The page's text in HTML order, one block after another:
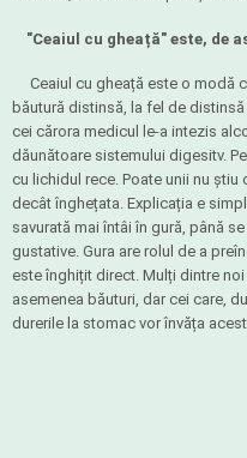
"Ceaiul cu gheață" este, de
Ceaiul cu gheață este o modă
băutură distinsă, la fel de
cei cărora medicul le-a intezis
dăunătoare sistemului digesitv.
cu lichidul rece. Poate unii nu știu
decât înghețata. Explicația e
savurată mai întâi în gură, până
gustative. Gura are rolul de a
este înghițit direct. Mulți dintre
asemenea băuturi, dar cei care,
durerile la stomac vor învăța